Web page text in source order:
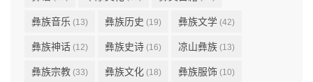
彝族音乐 (13) 彝族历史 (19) 彝族文学 (42)
彝族神话 (12) 彝族史诗 (16) 凉山彝族 (13)
彝族宗教 (33) 彝族文化 (18) 彝族服饰 (10)